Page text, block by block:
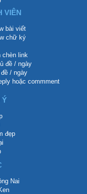
VIÊN
bài viết
chữ ký
chèn link
đề / ngày
/ ngày
hoặc commment
Ý
đẹp
Nai